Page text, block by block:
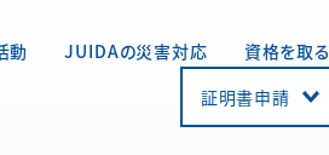
動 JUIDAの災害対応 資格を取る
証明書申請